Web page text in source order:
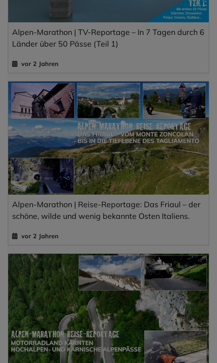
Alpen-Marathon | TV-Reportage – In 7 Tagen durch 6
Länder über 50 Pässe (Teil 1)
vor 2 Jahren
Alpen-Marathon | Reise-Reportage: Das Friaul – der
schöne, wilde und wenig bekannte Osten Italiens.
vor 2 Jahren